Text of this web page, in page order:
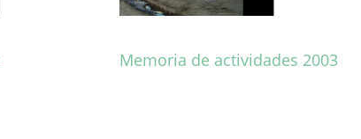
Memoria de actividades 2003